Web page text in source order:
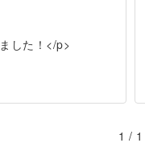
した！</p>
1 / 1